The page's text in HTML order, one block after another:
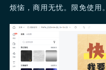
烦恼，商用无忧。限免使用。